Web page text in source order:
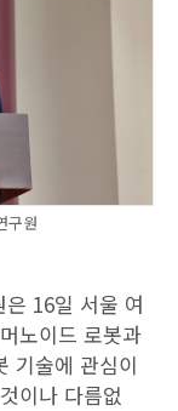
구원
16일 서울 여
노이드 로봇과
기술에 관심이
이나 다름없